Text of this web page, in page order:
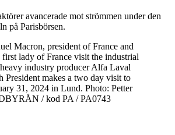
avancerade mot strömmen under den
på Parisbörsen.
Macron, president of France and
lady of France visit the industrial
industry producer Alfa Laval
President makes a two day visit to
31, 2024 in Lund. Photo: Petter
/ kod PA / PA0743